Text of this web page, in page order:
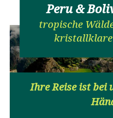
Peru &
tropische
kristallklare
Ihre Reise ist bei